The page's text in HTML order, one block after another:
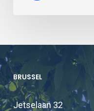
BRUSSEL
Jetselaan 32